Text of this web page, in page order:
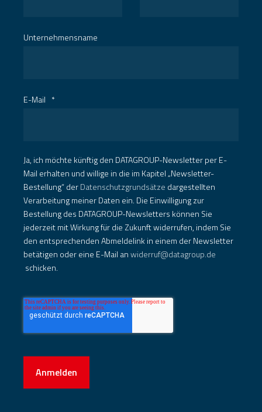
Unternehmensname
E-Mail *
Ja, ich möchte künftig den DATAGROUP-Newsletter per E-
Mail erhalten und willige in die im Kapitel „Newsletter-
Bestellung“ derDatenschutzgrundsätze dargestellten
Verarbeitung meiner Daten ein. Die Einwilligung zur
Bestellung des DATAGROUP-Newsletters können Sie
jederzeit mit Wirkung für die Zukunft widerrufen, indem Sie
den entsprechenden Abmeldelink in einem der Newsletter
betätigen oder eine E-Mail anwiderruf@datagroup.de
schicken.
Anmelden